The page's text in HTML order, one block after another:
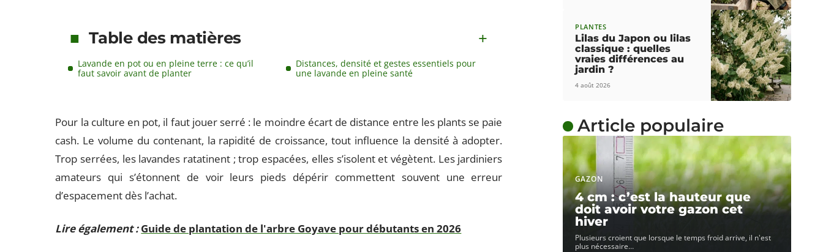
Table des matières
Lavande en pot ou en pleine terre : ce qu’il
faut savoir avant de planter
Distances, densité et gestes essentiels pour
une lavande en pleine santé
Pour la culture en pot, il faut jouer serré : le moindre écart de distance entre les plants se paie
cash. Le volume du contenant, la rapidité de croissance, tout influence la densité à adopter.
Trop serrées, les lavandes ratatinent ; trop espacées, elles s’isolent et végètent. Les jardiniers
amateurs qui s’étonnent de voir leurs pieds dépérir commettent souvent une erreur
d’espacement dès l’achat.
Lire également : Guide de plantation de l'arbre Goyave pour débutants en 2026
PLANTES
Lilas du Japon ou lilas
classique : quelles
vraies différences au
jardin ?
4 août 2026
Article populaire
GAZON
4 cm : c’est la hauteur que
doit avoir votre gazon cet
hiver
Plusieurs croient que lorsque le temps froid arrive, il n'est
plus nécessaire…